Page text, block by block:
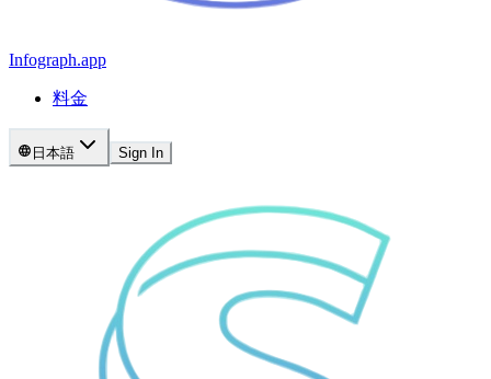
Infograph.app
料金
日本語 Sign In